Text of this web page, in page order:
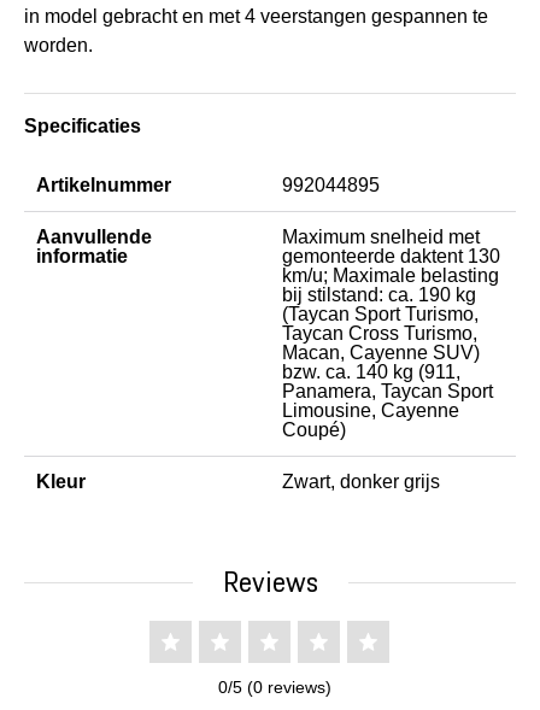
in model gebracht en met 4 veerstangen gespannen te
worden.
Specificaties
Artikelnummer 992044895
Aanvullende
informatie
Maximum snelheid met
gemonteerde daktent 130
km/u; Maximale belasting
bij stilstand: ca. 190 kg
(Taycan Sport Turismo,
Taycan Cross Turismo,
Macan, Cayenne SUV)
bzw. ca. 140 kg (911,
Panamera, Taycan Sport
Limousine, Cayenne
Coupé)
Kleur Zwart, donker grijs
Reviews
0/5 (0 reviews)